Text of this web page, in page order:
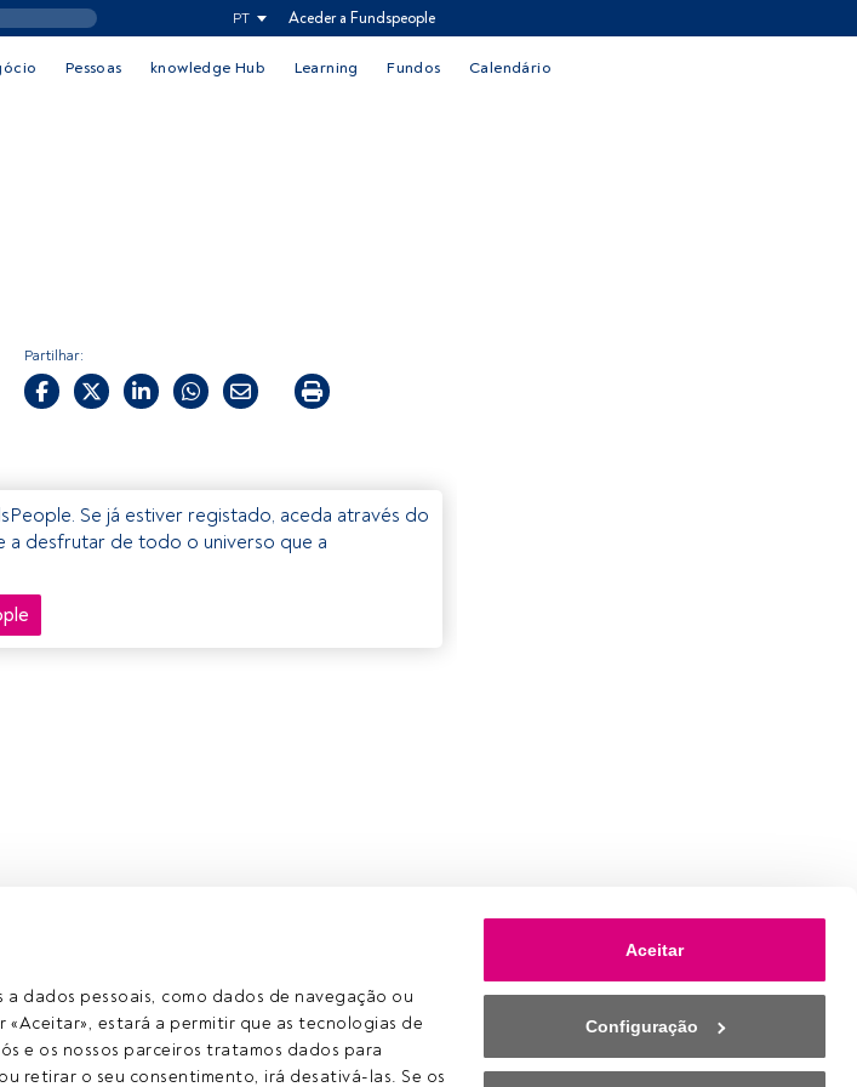
a dados pessoais, como dados de navegação ou
estará a permitir que as tecnologias de
e os nossos parceiros tratamos dados para
retirar o seu consentimento, irá desativá-las. Se os
Aceitar
Configuração
PT Aceder a Fundspeople
Pessoas knowledge Hub Learning Fundos Calendário
Partilhar:
Se já estiver registado, aceda através do
a desfrutar de todo o universo que a